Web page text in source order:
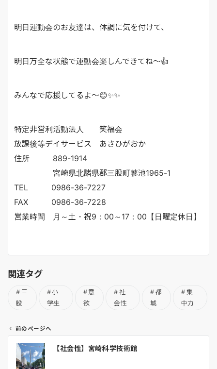
明日運動会のお友達は、体調に気を付けて、
明日万全な状態で運動会楽しんできてね～👍
みんなで応援してるよ～😊✨✨
特定非営利活動法人 笑福会
放課後等デイサービス あさひがおか
住所 889-1914
宮崎県北諸県郡三股町蓼池1965-1
TEL 0986-36-7227
FAX 0986-36-7228
営業時間 月～土・祝9：00～17：00【日曜定休日】
関連タグ
三
股
小
学生
意
欲
社
会性
都
城
集
中力
前のページへ
【社会性】宮崎科学技術館